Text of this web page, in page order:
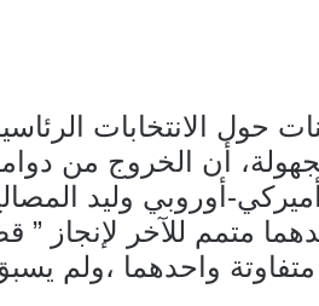
حول الانتخابات
أن الخروج من
أوروبي وليد
متمم للآخر لإنجاز ”
متفاوتة واحدهما ،ولم